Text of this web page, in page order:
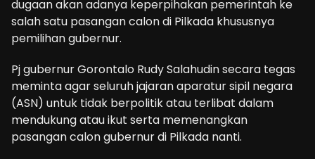
dugaan akan adanya keperpihakan pemerintah ke
salah satu pasangan calon di Pilkada khususnya
pemilihan gubernur.
Pj gubernur Gorontalo Rudy Salahudin secara tegas
meminta agar seluruh jajaran aparatur sipil negara
(ASN) untuk tidak berpolitik atau terlibat dalam
mendukung atau ikut serta memenangkan
pasangan calon gubernur di Pilkada nanti.